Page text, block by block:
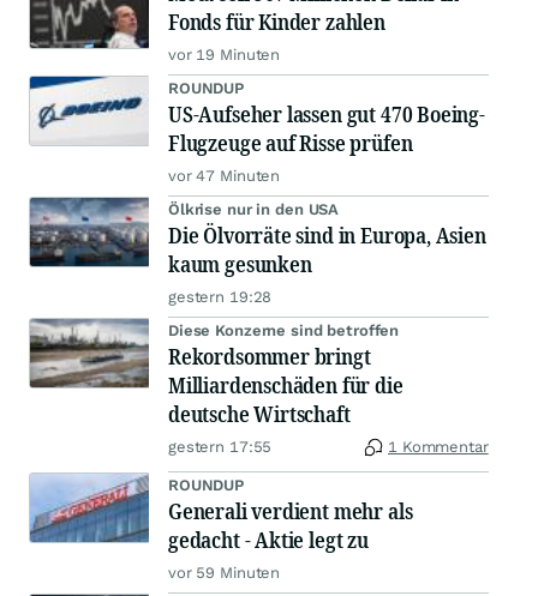
Fonds für Kinder zahlen
vor 19 Minuten
ROUNDUP
US-Aufseher lassen gut 470 Boeing-
Flugzeuge auf Risse prüfen
vor 47 Minuten
Ölkrise nur in den USA
Die Ölvorräte sind in Europa, Asien
kaum gesunken
gestern 19:28
Diese Konzerne sind betroffen
Rekordsommer bringt
Milliardenschäden für die
deutsche Wirtschaft
gestern 17:55 1 Kommentar
ROUNDUP
Generali verdient mehr als
gedacht - Aktie legt zu
vor 59 Minuten